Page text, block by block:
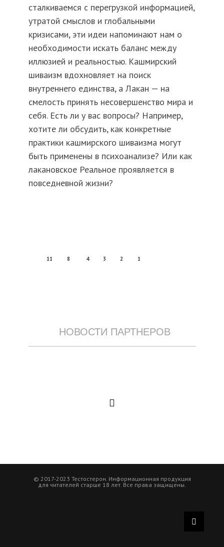
сталкиваемся с перегрузкой информацией,
утратой смыслов и глобальными
кризисами, эти идеи напоминают нам о
необходимости искать баланс между
иллюзией и реальностью. Кашмирский
шиваизм вдохновляет на поиск
внутреннего единства, а Лакан — на
смелость принять несовершенство мира и
себя. Есть ли у вас вопросы? Например,
хотите ли обсудить, как конкретные
практики кашмирского шиваизма могут
быть применены в психоанализе? Или как
лакановское Реальное проявляется в
повседневной жизни?
11 8 4 3 2 1
НОВОСТИ ПАРТНЕРОВ
© 2017-2023 Тестостерон. Информационная продукция
для читателей старше 18 лет. Все права защищены.